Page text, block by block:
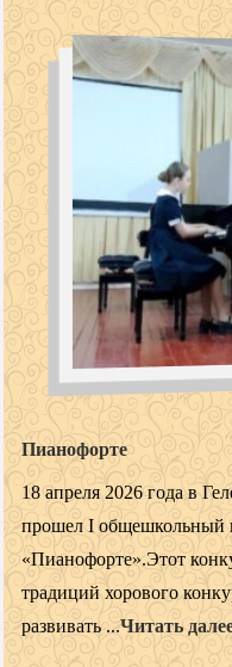
Пианофорте
18 апреля 2026 года в
прошел I общешкольный
«Пианофорте».Этот
традиций хорового
развивать ...Читать